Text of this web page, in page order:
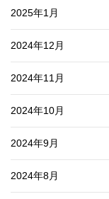
2025年1月
2024年12月
2024年11月
2024年10月
2024年9月
2024年8月